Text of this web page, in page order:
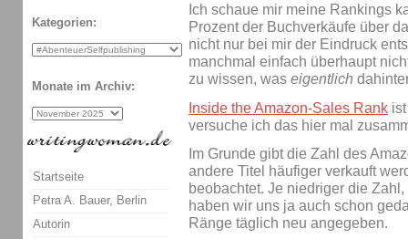
Ich schaue mir meine Rankings
Prozent der Buchverkäufe über
nicht nur bei mir der Eindruck
manchmal einfach überhaupt
zu wissen, was eigentlich
Inside the Amazon-Sales Rank
versuche ich das hier mal
Im Grunde gibt die Zahl des
andere Titel häufiger verkauft
beobachtet. Je niedriger die
haben wir uns ja auch schon
Ränge täglich neu angegeben.
Kategorien:
Monate im Archiv:
Startseite
Petra A. Bauer, Berlin
Autorin